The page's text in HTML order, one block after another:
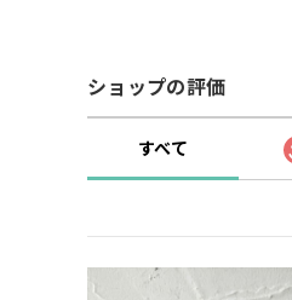
ショップの評価
すべて